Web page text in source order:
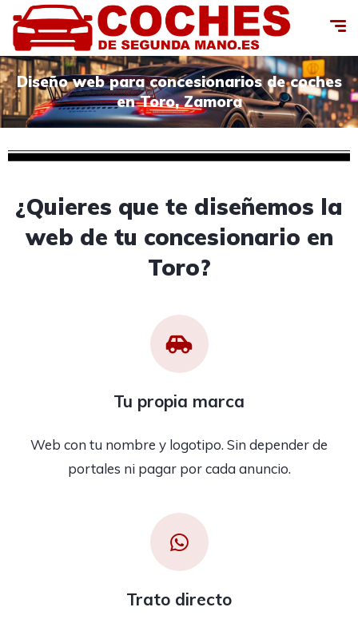
Diseño web para concesionarios de coches
en Toro, Zamora
¿Quieres que te diseñemos la
web de tu concesionario en
Toro?
Tu propia marca
Web con tu nombre y logotipo. Sin depender de
portales ni pagar por cada anuncio.
Trato directo